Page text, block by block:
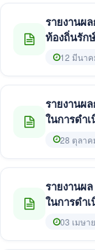
รายงานผ
ท้องถิ่นรัก
12 มีนาค
รายงานผ
28 ตุลาค
รายงานผ
ในการดำ
03 เมษา